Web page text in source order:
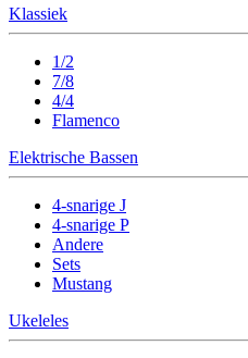
Klassiek
1/2
7/8
4/4
Flamenco
Elektrische Bassen
4-snarige J
4-snarige P
Andere
Sets
Mustang
Ukeleles